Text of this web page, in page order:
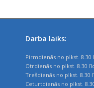
Darba laiks:
Pirmdienās no plkst. 8.30
Otrdienās no plkst. 8.30
Trešdienās no plkst. 8.30
Ceturtdienās no plkst.